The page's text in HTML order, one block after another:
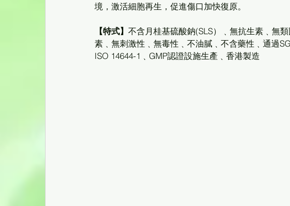
境，激活細胞再生，促進傷口加快復原。
【特式】 不含月桂基硫酸鈉(SLS）﹑無抗生素﹑無
素﹑無刺激性﹑無毒性﹑不油膩﹑不含藥性﹑通過
ISO 14644-1﹑GMP認證設施生產﹑香港製造